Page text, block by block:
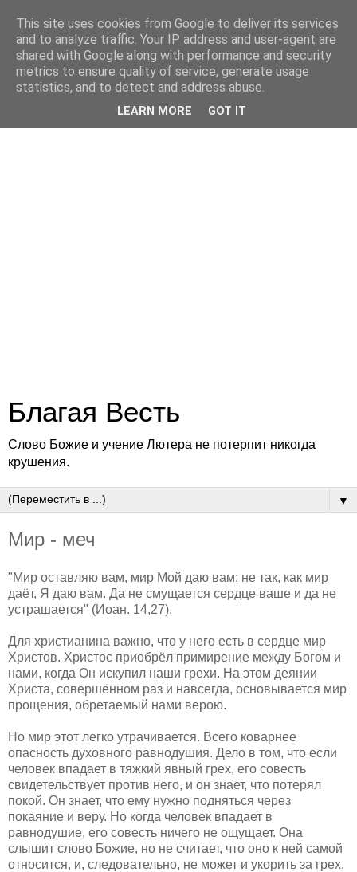
Благая Весть
Слово Божие и учение Лютера не потерпит никогда
крушения.
▼
Мир - меч
"Мир оставляю вам, мир Мой даю вам: не так, как мир
даёт, Я даю вам. Да не смущается сердце ваше и да не
устрашается" (Иоан. 14,27).
Для христианина важно, что у него есть в сердце мир
Христов. Христос приобрёл примирение между Богом и
нами, когда Он искупил наши грехи. На этом деянии
Христа, совершённом раз и навсегда, основывается мир
прощения, обретаемый нами верою.
Но мир этот легко утрачивается. Всего коварнее
опасность духовного равнодушия. Дело в том, что если
человек впадает в тяжкий явный грех, его совесть
свидетельствует против него, и он знает, что потерял
покой. Он знает, что ему нужно подняться через
покаяние и веру. Но когда человек впадает в
равнодушие, его совесть ничего не ощущает. Она
слышит слово Божие, но не считает, что оно к ней самой
относится, и, следовательно, не может и укорить за грех.
This site uses cookies from Google to deliver its services
and to analyze traffic. Your IP address and user-agent are
shared with Google along with performance and security
metrics to ensure quality of service, generate usage
statistics, and to detect and address abuse.
LEARN MORE GOT IT